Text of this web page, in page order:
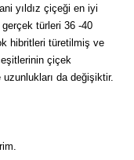
yıldız çiçeği en iyi
gerçek türleri 36 -40
hibritleri türetilmiş ve
çiçek
da değişiktir.